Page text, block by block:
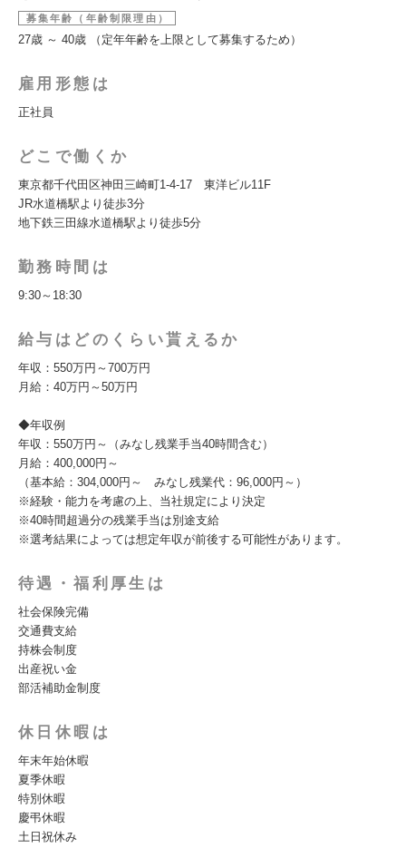
募集年齢（年齢制限理由）
27歳 ～ 40歳 （定年年齢を上限として募集するため）
雇用形態は
正社員
どこで働くか
東京都千代田区神田三崎町1-4-17 東洋ビル11F
JR水道橋駅より徒歩3分
地下鉄三田線水道橋駅より徒歩5分
勤務時間は
9:30～18:30
給与はどのくらい貰えるか
年収：550万円～700万円
月給：40万円～50万円
◆年収例
年収：550万円～（みなし残業手当40時間含む）
月給：400,000円～
（基本給：304,000円～ みなし残業代：96,000円～）
※経験・能力を考慮の上、当社規定により決定
※40時間超過分の残業手当は別途支給
※選考結果によっては想定年収が前後する可能性があります。
待遇・福利厚生は
社会保険完備
交通費支給
持株会制度
出産祝い金
部活補助金制度
休日休暇は
年末年始休暇
夏季休暇
特別休暇
慶弔休暇
土日祝休み